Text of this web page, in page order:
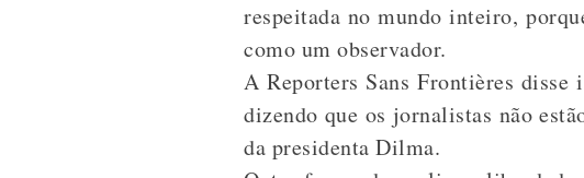
respeitada no mundo inteiro,
como um observador.
A Reporters Sans Frontières
dizendo que os jornalistas não
da presidenta Dilma.